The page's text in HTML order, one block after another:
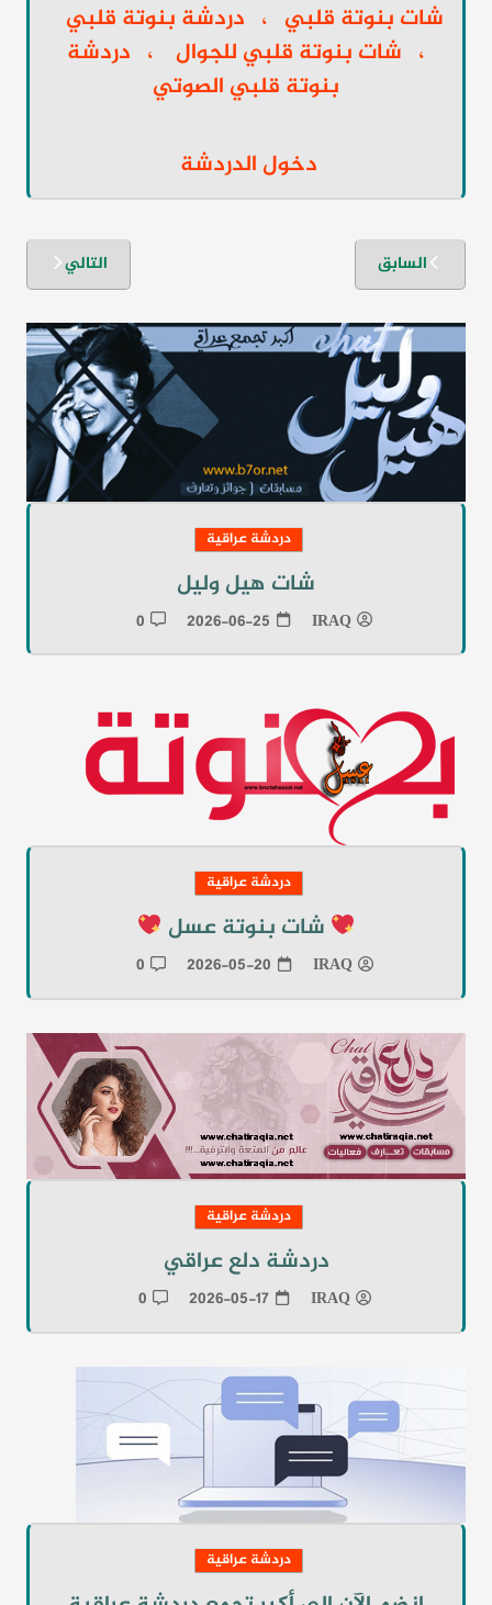
شات بنوتة قلبي ، دردشة بنوتة قلبي
، شات بنوتة قلبي للجوال ، دردشة
بنوتة قلبي الصوتي
دخول الدردشة
تصفّح
المقالات
السابق التالي
دردشة عراقية
شات هيل وليل
IRAQ
2026-06-25
0
دردشة عراقية
شات بنوتة عسل
IRAQ
2026-05-20
0
دردشة عراقية
دردشة دلع عراقي
IRAQ
2026-05-17
0
دردشة عراقية